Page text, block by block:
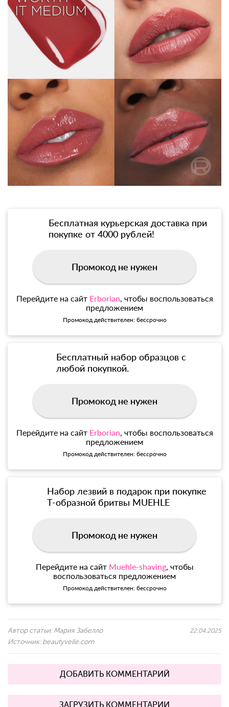
Бесплатная курьерская доставка при
покупке от 4000 рублей!
Промокод не нужен
Перейдите на сайт Erborian , чтобы воспользоваться
предложением
Промокод действителен: бессрочно
Бесплатный набор образцов с
любой покупкой.
Промокод не нужен
Перейдите на сайт Erborian , чтобы воспользоваться
предложением
Промокод действителен: бессрочно
Набор лезвий в подарок при покупке
Т-образной бритвы MUEHLE
Промокод не нужен
Перейдите на сайт Muehle-shaving, чтобы
воспользоваться предложением
Промокод действителен: бессрочно
Автор статьи: Мария Забелло
Источник: beautyvelle.com
22.04.2025
ДОБАВИТЬ КОММЕНТАРИЙ
ЗАГРУЗИТЬ КОММЕНТАРИИ